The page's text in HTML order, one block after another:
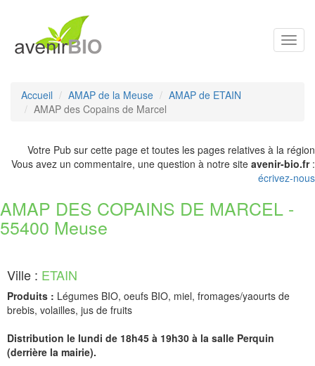
Accueil AMAP de la Meuse
AMAP de ETAIN
AMAP des Copains de Marcel
Votre Pub sur cette page et toutes les pages relatives à la région
Vous avez un commentaire, une question à notre site avenir-bio.fr:
écrivez-nous
AMAP DES COPAINS DE MARCEL -
55400 Meuse
Ville : ETAIN
Produits : Légumes BIO, oeufs BIO, miel, fromages/yaourts de
brebis, volailles, jus de fruits
Distribution le lundi de 18h45 à 19h30 à la salle Perquin
(derrière la mairie).